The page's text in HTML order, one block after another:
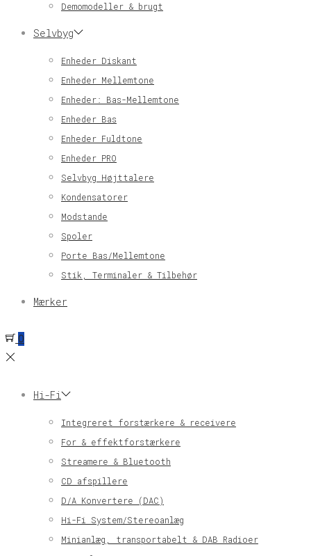
Demomodeller & brugt
Selvbyg
Enheder Diskant
Enheder Mellemtone
Enheder: Bas-Mellemtone
Enheder Bas
Enheder Fuldtone
Enheder PRO
Selvbyg Højttalere
Kondensatorer
Modstande
Spoler
Porte Bas/Mellemtone
Stik, Terminaler & Tilbehør
Mærker
0
Hi-Fi
Integreret forstærkere & receivere
For & effektforstærkere
Streamere & Bluetooth
CD afspillere
D/A Konvertere (DAC)
Hi-Fi System/Stereoanlæg
Minianlæg, transportabelt & DAB Radioer